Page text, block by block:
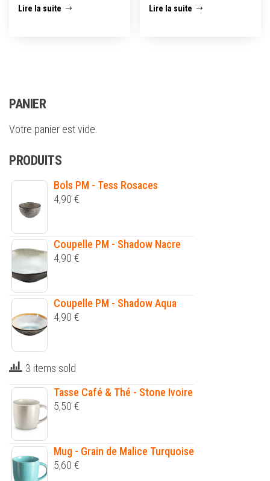
Lire la suite Lire la suite
PANIER
Votre panier est vide.
PRODUITS
Bols PM - Tess Rosaces
4,90 €
Coupelle PM - Shadow Nacre
4,90 €
Coupelle PM - Shadow Aqua
4,90 €
3 items sold
Tasse Café & Thé - Stone Ivoire
5,50 €
Mug - Grain de Malice Turquoise
5,60 €